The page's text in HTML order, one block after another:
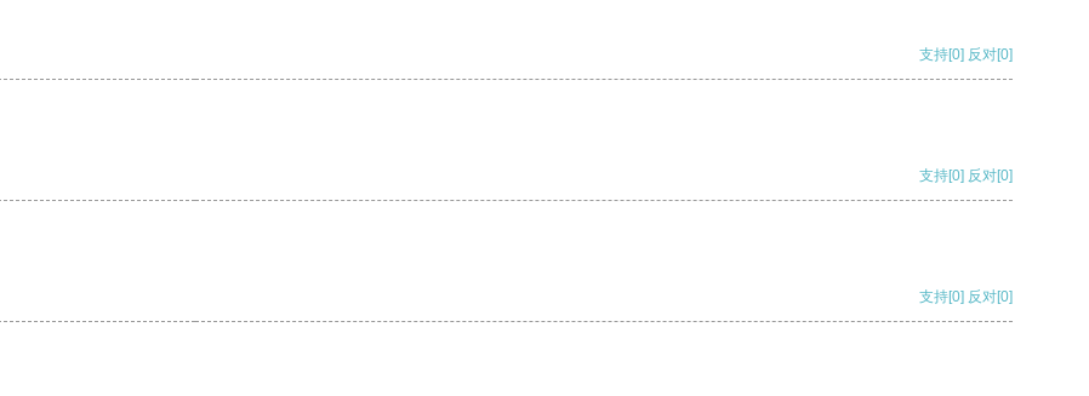
支持[0] 反对[0]
支持[0] 反对[0]
支持[0] 反对[0]